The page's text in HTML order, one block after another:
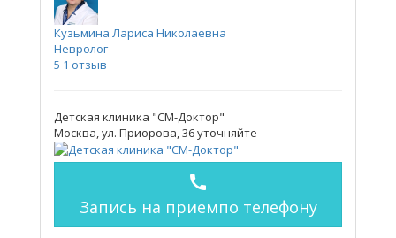
Кузьмина Лариса Николаевна
Невролог
5 1 отзыв
Детская клиника "СМ-Доктор"
Москва, ул. Приорова, 36уточняйте
call
Запись на приемпо телефону